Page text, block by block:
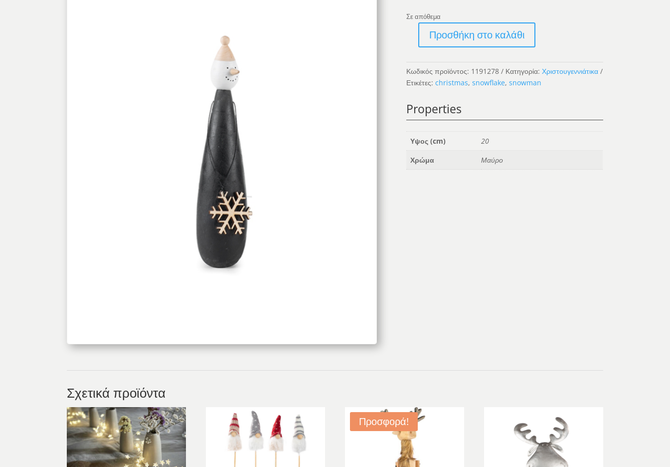
Σε απόθεμα
Χιονάνθρωπος
Χιονονιφάδα
ποσότητα
Προσθήκη στο καλάθι
Κωδικός προϊόντος: 1191278 Κατηγορία: Χριστουγεννιάτικα
Ετικέτες: christmas, snowflake, snowman
Properties
Υψος (cm)
20
Χρώμα
Μαύρο
Σχετικά προϊόντα
Προσφορά!